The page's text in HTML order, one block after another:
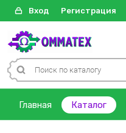
Вход Регистрация
Главная Каталог